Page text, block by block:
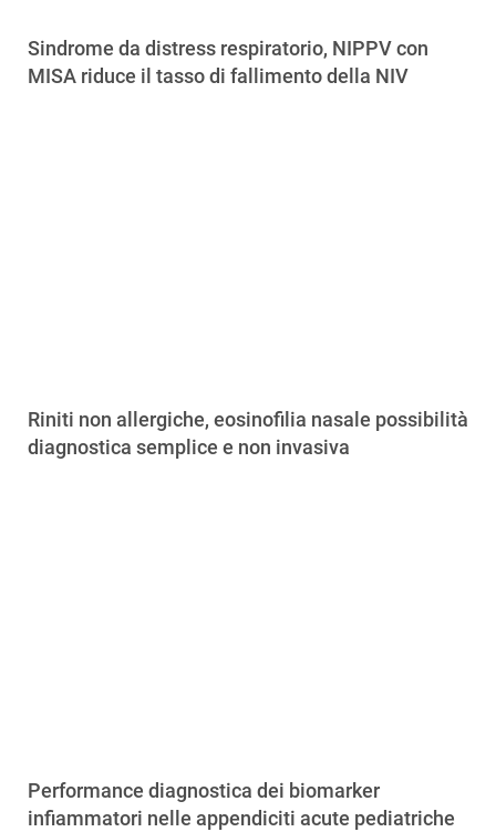
Sindrome da distress respiratorio, NIPPV con
MISA riduce il tasso di fallimento della NIV
Riniti non allergiche, eosinofilia nasale possibilità
diagnostica semplice e non invasiva
Performance diagnostica dei biomarker
infiammatori nelle appendiciti acute pediatriche